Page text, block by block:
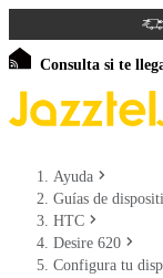
Consulta si te
Ayuda
Guías de
HTC
Desire 620
Configura tu